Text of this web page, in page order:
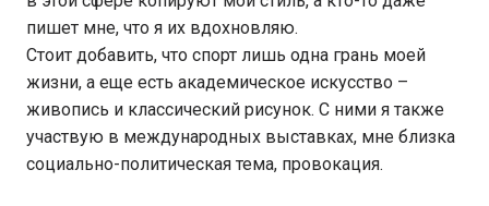
пишет мне, что я их вдохновляю.
Стоит добавить, что спорт лишь одна грань моей
жизни, а еще есть академическое искусство –
живопись и классический рисунок. С ними я также
участвую в международных выставках, мне близка
социально-политическая тема, провокация.